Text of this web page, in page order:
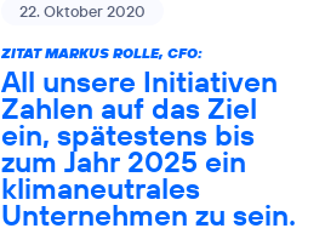
22. Oktober 2020
ZITAT MARKUS ROLLE, CFO:
All unsere Initiativen
Zahlen auf das Ziel
ein, spätestens bis
zum Jahr 2025 ein
klimaneutrales
Unternehmen zu sein.